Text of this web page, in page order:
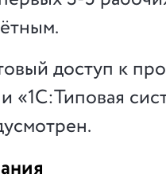
доступ к